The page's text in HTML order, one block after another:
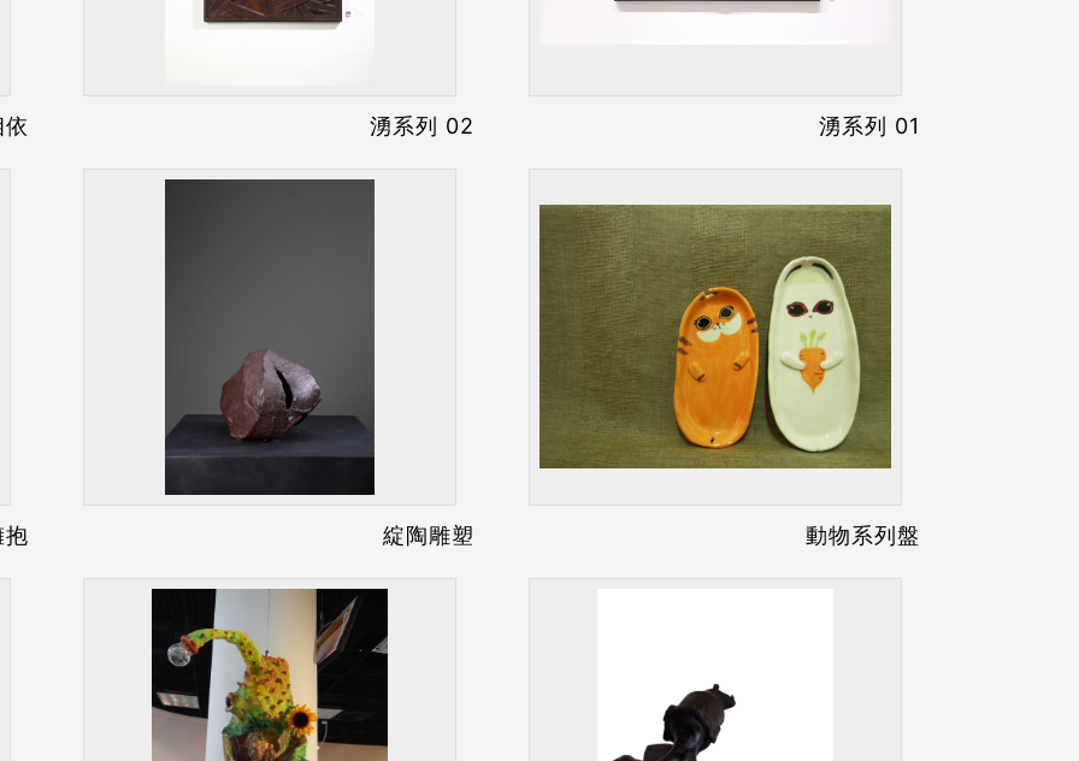
湧系列 02 湧系列 01
抱 綻陶雕塑 動物系列盤